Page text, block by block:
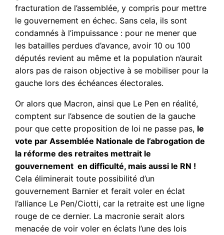
fracturation de l’assemblée, y compris pour mettre
le gouvernement en échec. Sans cela, ils sont
condamnés à l’impuissance : pour ne mener que
les batailles perdues d’avance, avoir 10 ou 100
députés revient au même et la population n’aurait
alors pas de raison objective à se mobiliser pour la
gauche lors des échéances électorales.
Or alors que Macron, ainsi que Le Pen en réalité,
comptent sur l’absence de soutien de la gauche
pour que cette proposition de loi ne passe pas, le
vote par Assemblée Nationale de l’abrogation de
la réforme des retraites mettrait le
gouvernement en difficulté, mais aussi le RN !
Cela éliminerait toute possibilité d’un
gouvernement Barnier et ferait voler en éclat
l’alliance Le Pen/Ciotti, car la retraite est une ligne
rouge de ce dernier. La macronie serait alors
menacée de voir voler en éclats l’une des lois